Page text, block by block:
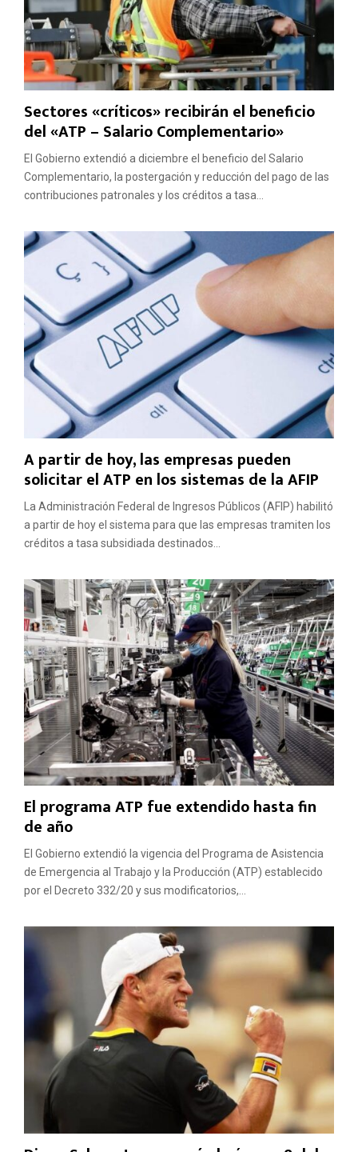
Sectores «críticos» recibirán el beneficio
del «ATP – Salario Complementario»
El Gobierno extendió a diciembre el beneficio del Salario
Complementario, la postergación y reducción del pago de las
contribuciones patronales y los créditos a tasa...
A partir de hoy, las empresas pueden
solicitar el ATP en los sistemas de la AFIP
La Administración Federal de Ingresos Públicos (AFIP) habilitó
a partir de hoy el sistema para que las empresas tramiten los
créditos a tasa subsidiada destinados...
El programa ATP fue extendido hasta fin
de año
El Gobierno extendió la vigencia del Programa de Asistencia
de Emergencia al Trabajo y la Producción (ATP) establecido
por el Decreto 332/20 y sus modificatorios,...